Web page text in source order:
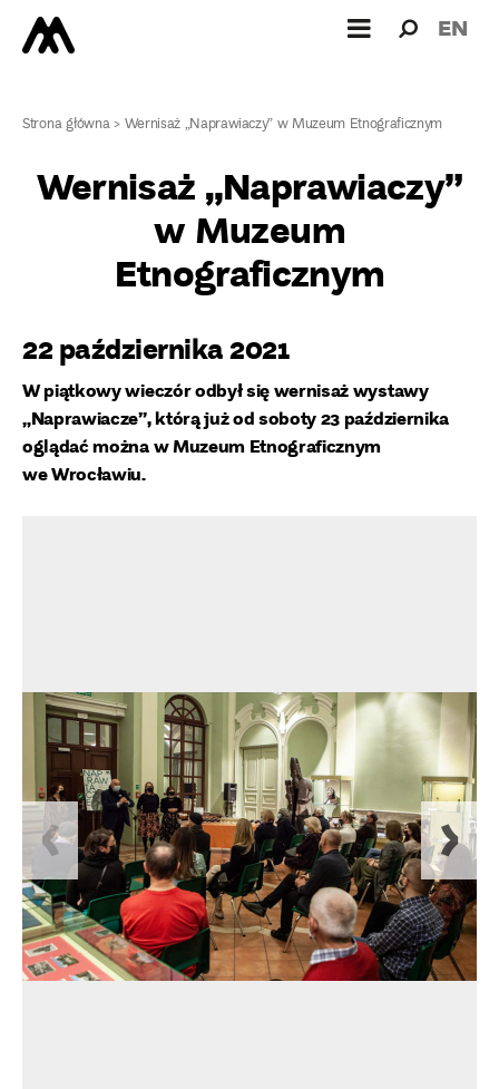
dla: EN
Strona główna>Wernisaż „Naprawiaczy” w Muzeum Etnograficznym
Wernisaż „Naprawiaczy”
w Muzeum
Etnograficznym
22 października 2021
W piątkowy wieczór odbył się wernisaż wystawy
„Naprawiacze”, którą już od soboty 23 października
oglądać można w Muzeum Etnograficznym
we Wrocławiu.